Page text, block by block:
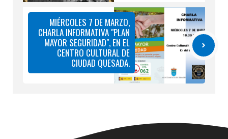
MIÉRCOLES 7 DE MARZO,
CHARLA INFORMATIVA "PLAN
MAYOR SEGURIDAD", EN EL
CENTRO CULTURAL DE
CIUDAD QUESADA.